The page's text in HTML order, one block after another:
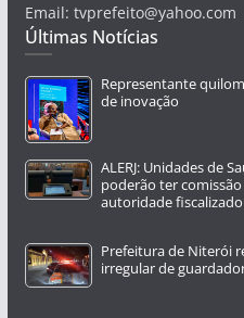
Email: tvprefeito@yahoo.com
Últimas Notícias
Representante
de inovação
ALERJ: Unidades de
poderão ter
autoridade
Prefeitura de Niterói
irregular de